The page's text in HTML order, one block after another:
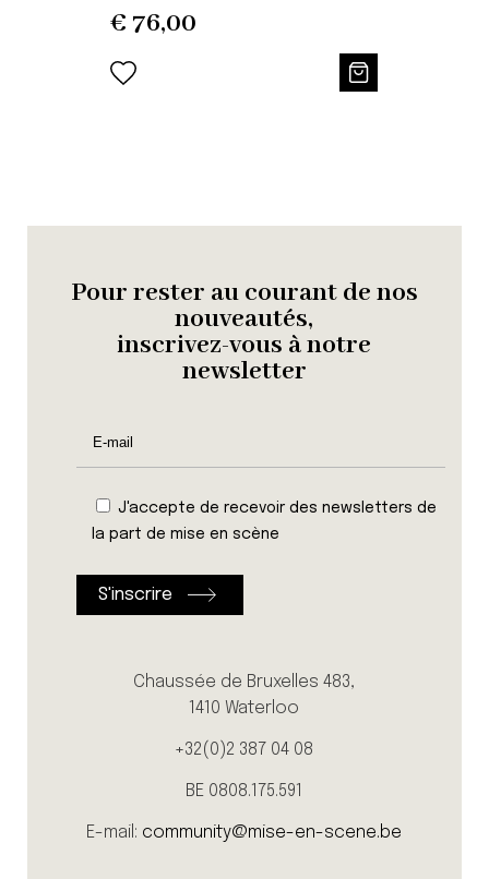
€ 76,00
Pour rester au courant de nos
nouveautés,
inscrivez-vous à notre
newsletter
J'accepte de recevoir des newsletters de
la part de mise en scène
Chaussée de Bruxelles 483,
1410 Waterloo
+32(0)2 387 04 08
BE 0808.175.591
E-mail: community@mise-en-scene.be